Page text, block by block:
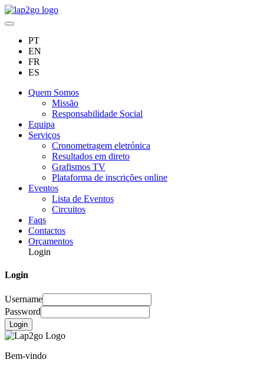
PT
EN
FR
ES
Quem Somos
Missão
Responsabilidade Social
Equipa
Serviços
Cronometragem eletrónica
Resultados em direto
Grafismos TV
Plataforma de inscrições online
Eventos
Lista de Eventos
Circuitos
Faqs
Contactos
Orçamentos
Login
Login
Username
Password
Login
Bem-vindo